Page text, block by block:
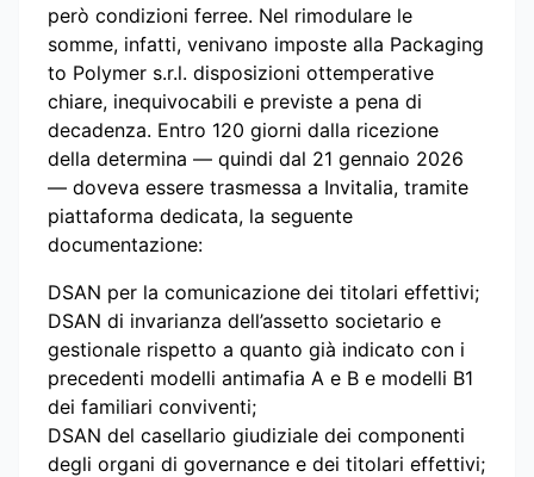
però condizioni ferree. Nel rimodulare le
somme, infatti, venivano imposte alla Packaging
to Polymer s.r.l. disposizioni ottemperative
chiare, inequivocabili e previste a pena di
decadenza. Entro 120 giorni dalla ricezione
della determina — quindi dal 21 gennaio 2026
— doveva essere trasmessa a Invitalia, tramite
piattaforma dedicata, la seguente
documentazione:
DSAN per la comunicazione dei titolari effettivi;
DSAN di invarianza dell’assetto societario e
gestionale rispetto a quanto già indicato con i
precedenti modelli antimafia A e B e modelli B1
dei familiari conviventi;
DSAN del casellario giudiziale dei componenti
degli organi di governance e dei titolari effettivi;